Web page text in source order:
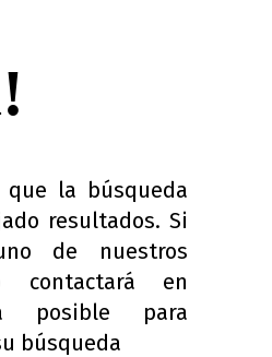
que la búsqueda
resultados. Si
de nuestros
contactará en
posible para
búsqueda